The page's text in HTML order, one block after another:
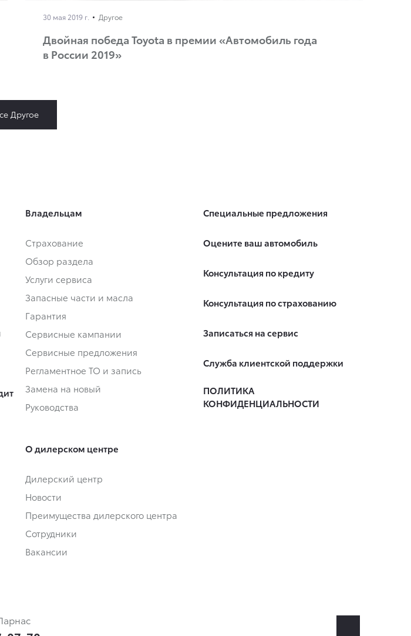
30 мая 2019 г. Другое
Двойная победа Toyota в премии «Автомобиль года
в России 2019»
Другое
Владельцам
Страхование
Обзор раздела
Услуги сервиса
Запасные части и масла
Гарантия
Сервисные кампании
Сервисные предложения
Регламентное ТО и запись
Замена на новый
Руководства
О дилерском центре
Дилерский центр
Новости
Преимущества дилерского центра
Сотрудники
Вакансии
Специальные предложения
Оцените ваш автомобиль
Консультация по кредиту
Консультация по страхованию
Записаться на сервис
Служба клиентской поддержки
ПОЛИТИКА
КОНФИДЕНЦИАЛЬНОСТИ